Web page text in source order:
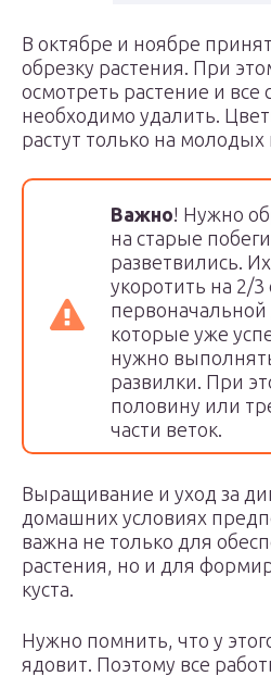
В октябре и ноябре
обрезку растения. При
осмотреть растение и все
необходимо удалить.
растут только на молодых
Важно! Нужно
на старые
разветвились.
укоротить на 2/3
которые уже
нужно
развилки. При
половину или
части веток.
Выращивание и уход за
домашних условиях
важна не только для
растения, но и для
куста.
Нужно помнить, что у
ядовит. Поэтому все